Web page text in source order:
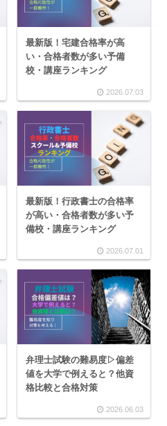
最新版！宅建合格率が高
い・合格者数が多い予備
校・講座ランキング
2026.07.03
最新版！行政書士の合格率
が高い・合格者数が多い予
備校・講座ランキング
2026.07.01
弁理士試験の難易度▷偏差
値を大学で例えると？他資
格比較と合格対策
2026.06.03